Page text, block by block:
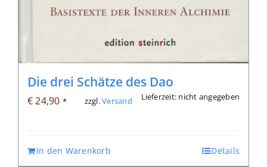
Die drei Schätze des Dao
€24,90 * zzgl.Versand Lieferzeit: nicht angegeben
In den Warenkorb Details